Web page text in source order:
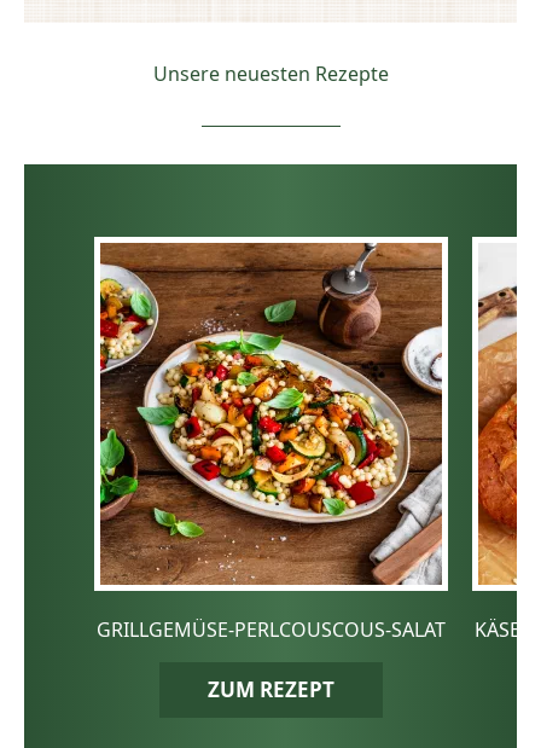
Unsere neuesten Rezepte
GRILLGEMÜSE-PERLCOUSCOUS-SALAT
ZUM REZEPT
KÄSE-